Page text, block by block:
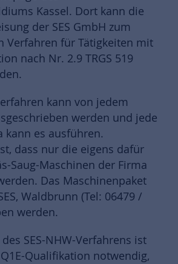
Kassel. Dort kann die
der SES GmbH zum
Verfahren für Tätigkeiten mit
nach Nr. 2.9 TRGS 519
kann von jedem
werden und jede
kann es ausführen.
dass nur die eigens dafür
Saug-Maschinen der Firma
Das Maschinenpaket
Waldbrunn (Tel: 06479 /
werden.
SES-NHW-Verfahrens ist
Qualifikation notwendig,